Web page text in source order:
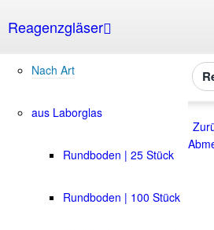
Reagenzgläser
Nach Art
aus Laborglas
Rundboden | 25 Stück
Rundboden | 100 Stück